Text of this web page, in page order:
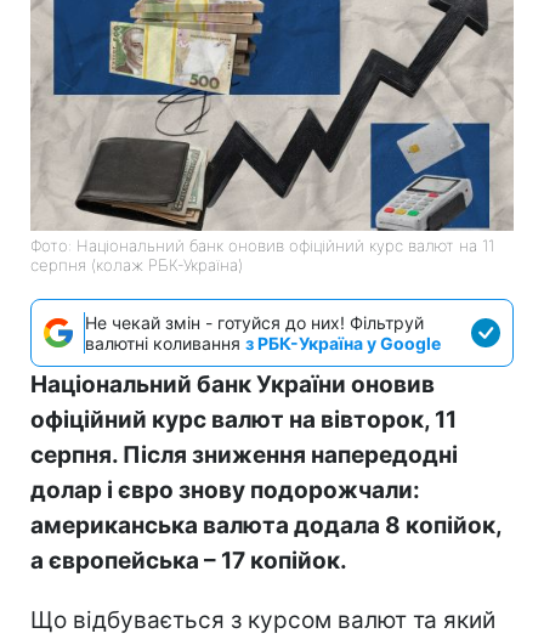
Фото: Національний банк оновив офіційний курс валют на 11
серпня (колаж РБК-Україна)
Не чекай змін - готуйся до них! Фільтруй
валютні коливання з РБК-Україна у Google
Національний банк України оновив
офіційний курс валют на вівторок, 11
серпня. Після зниження напередодні
долар і євро знову подорожчали:
американська валюта додала 8 копійок,
а європейська – 17 копійок.
Що відбувається з курсом валют та який